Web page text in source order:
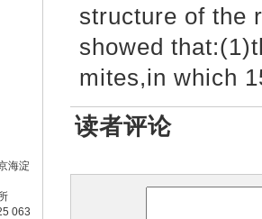
海淀
063
structure of the
showed
mites,in which
读者评论